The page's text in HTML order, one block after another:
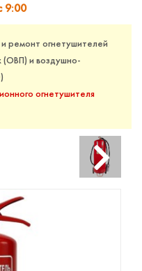
9:00
ремонт огнетушителей
(ОВП) и воздушно-
огнетушителя